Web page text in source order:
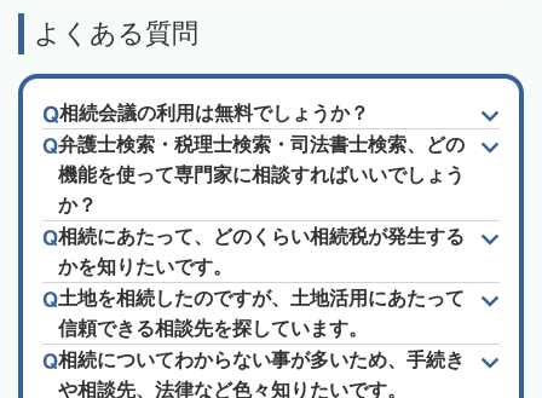
よくある質問
相続会議の利用は無料でしょうか？
弁護士検索・税理士検索・司法書士検索、どの
機能を使って専門家に相談すればいいでしょう
か？
相続にあたって、どのくらい相続税が発生する
かを知りたいです。
土地を相続したのですが、土地活用にあたって
信頼できる相談先を探しています。
相続についてわからない事が多いため、手続き
や相談先、法律など色々知りたいです。